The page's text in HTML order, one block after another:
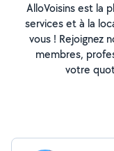
AlloVoisins est la
services et à la
vous ! Rejoignez
membres,
votre